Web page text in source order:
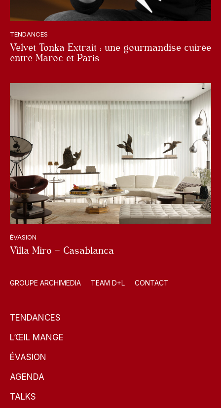
TENDANCES
Velvet Tonka Extrait : une gourmandise cuirée
entre Maroc et Paris
ÉVASION
Villa Miro – Casablanca
GROUPE ARCHIMEDIA TEAM D+L CONTACT
TENDANCES
L’ŒIL MANGE
ÉVASION
AGENDA
TALKS